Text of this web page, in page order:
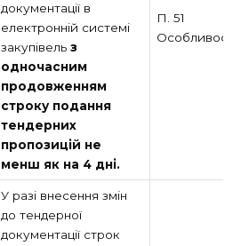
документації в
електронній системі
закупівель з
одночасним
продовженням
строку подання
тендерних
пропозицій не
менш як на 4 дні.
П. 51
У разі внесення змін
до тендерної
документації строк